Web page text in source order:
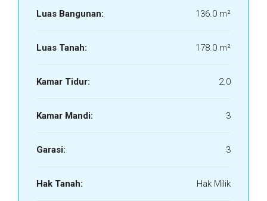
Luas Bangunan: 136.0 m²
Luas Tanah: 178.0 m²
Kamar Tidur: 2.0
Kamar Mandi: 3
Garasi: 3
Hak Tanah: Hak Milik